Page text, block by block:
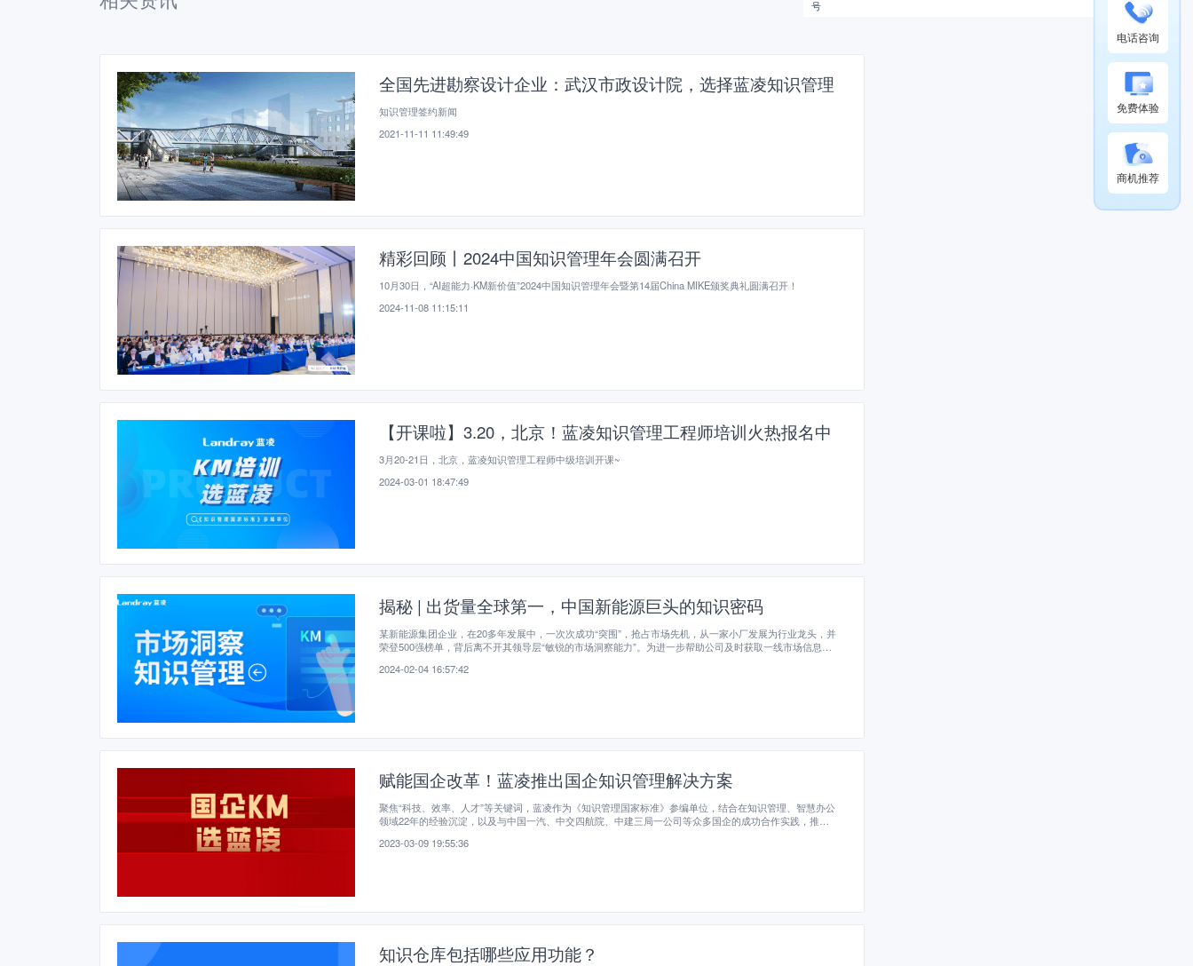
号
全国先进勘察设计企业：武汉市政设计院，选择蓝凌知识管理
知识管理签约新闻
2021-11-11 11:49:49
精彩回顾丨2024中国知识管理年会圆满召开
10月30日，“AI超能力·KM新价值”2024中国知识管理年会暨第14届China MIKE颁奖典礼圆满召开！
2024-11-08 11:15:11
【开课啦】3.20，北京！蓝凌知识管理工程师培训火热报名中
3月20-21日，北京，蓝凌知识管理工程师中级培训开课~
2024-03-01 18:47:49
揭秘 | 出货量全球第一，中国新能源巨头的知识密码
某新能源集团企业，在20多年发展中，一次次成功“突围”，抢占市场先机，从一家小厂发展为行业龙头，并
荣登500强榜单，背后离不开其领导层“敏锐的市场洞察能力”。为进一步帮助公司及时获取一线市场信息，
建设。
2024-02-04 16:57:42
赋能国企改革！蓝凌推出国企知识管理解决方案
聚焦“科技、效率、人才”等关键词，蓝凌作为《知识管理国家标准》参编单位，结合在知识管理、智慧办公
领域22年的经验沉淀，以及与中国一汽、中交四航院、中建三局一公司等众多国企的成功合作实践，推出
2023-03-09 19:55:36
知识仓库包括哪些应用功能？
电话咨询
免费体验
商机推荐